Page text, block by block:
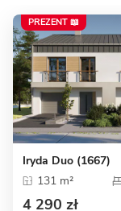
PREZENT 📖
Iryda Duo (1667)
131 m²
4 290 zł